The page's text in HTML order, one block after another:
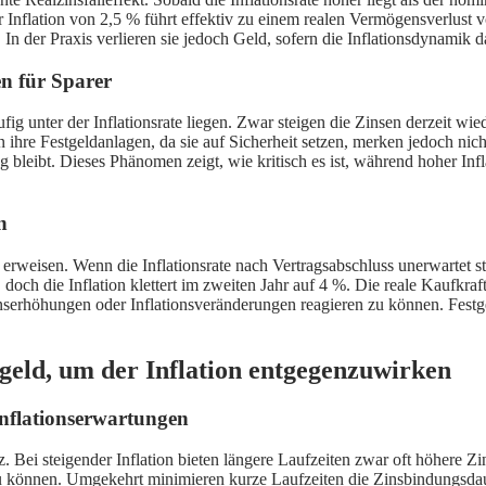
von 2,5 % führt effektiv zu einem realen Vermögensverlust
der Praxis verlieren sie jedoch Geld, sofern die Inflationsdynamik
für Sparer
unter der Inflationsrate liegen. Zwar steigen die Zinsen derzeit
Festgeldanlagen, da sie auf Sicherheit setzen, merken jedoch
Dieses Phänomen zeigt, wie kritisch es ist, während hoher
Wenn die Inflationsrate nach Vertragsabschluss unerwartet
die Inflation klettert im zweiten Jahr auf 4 %. Die reale
oder Inflationsveränderungen reagieren zu können.
um der Inflation entgegenzuwirken
steigender Inflation bieten längere Laufzeiten zwar oft höhere
Umgekehrt minimieren kurze Laufzeiten die